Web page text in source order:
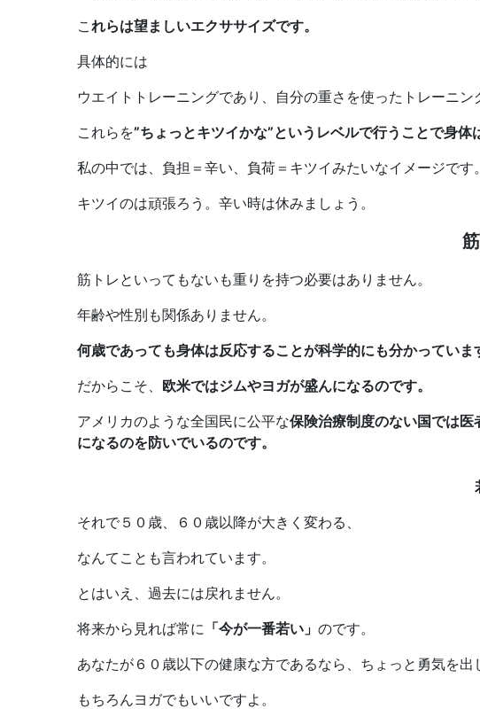
これらは望ましいエクササイズです。
具体的には
ウエイトトレーニングであり、自分の重さを使ったトレーニ
これらを”ちょっとキツイかな”というレベルで行うことで身体
私の中では、負担＝辛い、負荷＝キツイみたいなイメージです。
キツイのは頑張ろう。辛い時は休みましょう。
筋トレといってもないも重りを持つ必要はありません。
年齢や性別も関係ありません。
何歳であっても身体は反応することが科学的にも分かっていま
だからこそ、 欧米ではジムやヨガが盛んになるのです。
アメリカのような全国民に公平な保険治療制度のない国では
になるのを防いでいるのです。
それで５０歳、６０歳以降が大きく変わる、
なんてことも言われています。
とはいえ、過去には戻れません。
将来から見れば常に 「今が一番若い」 のです。
あなたが６０歳以下の健康な方であるなら、ちょっと勇気を
もちろんヨガでもいいですよ。